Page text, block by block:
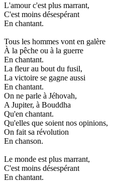
L'amour c'est plus marrant,
C'est moins désespérant
En chantant.
Tous les hommes vont en galère
À la pêche ou à la guerre
En chantant.
La fleur au bout du fusil,
La victoire se gagne aussi
En chantant.
On ne parle à Jéhovah,
A Jupiter, à Bouddha
Qu'en chantant.
Qu'elles que soient nos opinions,
On fait sa révolution
En chanson.
Le monde est plus marrant,
C'est moins désespérant
En chantant.